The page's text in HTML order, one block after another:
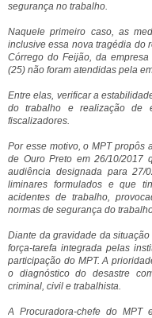
segurança no trabalho.
Naquele primeiro caso, as
inclusive essa nova tragédia do
Córrego do Feijão, da
(25) não foram atendidas pela
Entre elas, verificar a
do trabalho e realização de
fiscalizadores.
Por esse motivo, o MPT propôs
de Ouro Preto em 26/10/2017
audiência designada para 27/
liminares formulados e que
acidentes de trabalho,
normas de segurança do
Diante da gravidade da
força-tarefa integrada pelas
participação do MPT. A
o diagnóstico do desastre
criminal, civil e trabalhista.
A Procuradora-chefe do MPT